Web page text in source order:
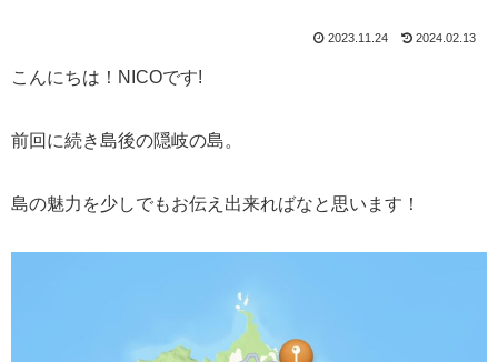
2023.11.24 2024.02.13
こんにちは！NICOです!
前回に続き島後の隠岐の島。
島の魅力を少しでもお伝え出来ればなと思います！